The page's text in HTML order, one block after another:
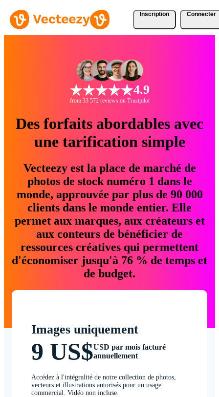
Inscription Connecter
4.9
from 33 572 reviews on Trustpilot
Des forfaits abordables avec
une tarification simple
Vecteezy est la place de marché de
photos de stock numéro 1 dans le
monde, approuvée par plus de 90 000
clients dans le monde entier. Elle
permet aux marques, aux créateurs et
aux conteurs de bénéficier de
ressources créatives qui permettent
d'économiser jusqu'à 76 % de temps et
de budget.
Images uniquement
9 US$USD par mois facturé
annuellement
Accédez à l'intégralité de notre collection de photos,
vecteurs et illustrations autorisés pour un usage
commercial. Vidéo non incluse.